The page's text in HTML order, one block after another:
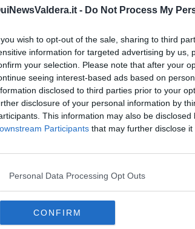
- Do Not Process My
wish to opt-out of the sale, sharing to third
information for targeted advertising by us,
your selection. Please note that after your
seeing interest-based ads based on
disclosed to third parties prior to your
disclosure of your personal information by
This information may also be
Participants that may further disclose it
Personal Data Processing Opt Outs
CONFIRM
per impedire la deriva all’estrema destra
non c’è: forse meglio dopo il voto, evitando le
mai dire mai. Ma, chissà: il populismo di
Votare ogni tre due non è sinonimo di
lo è portare il Paese all’avventura, come
domenica e buona fortuna.